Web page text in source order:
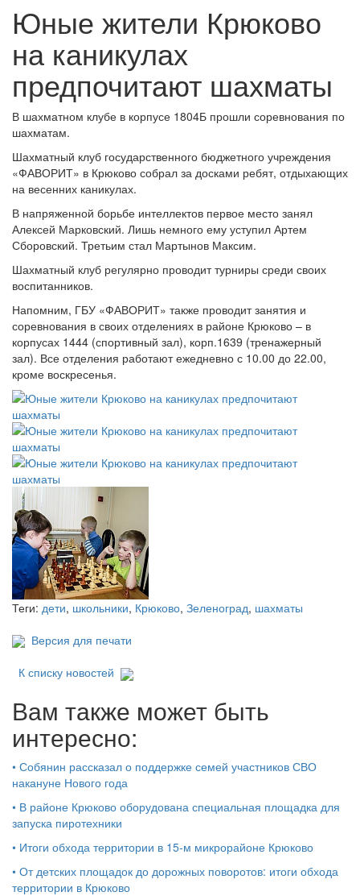
Юные жители Крюково
на каникулах
предпочитают шахматы
В шахматном клубе в корпусе 1804Б прошли соревнования по
шахматам.
Шахматный клуб государственного бюджетного учреждения
«ФАВОРИТ» в Крюково собрал за досками ребят, отдыхающих
на весенних каникулах.
В напряженной борьбе интеллектов первое место занял
Алексей Марковский. Лишь немного ему уступил Артем
Сборовский. Третьим стал Мартынов Максим.
Шахматный клуб регулярно проводит турниры среди своих
воспитанников.
Напомним, ГБУ «ФАВОРИТ» также проводит занятия и
соревнования в своих отделениях в районе Крюково – в
корпусах 1444 (спортивный зал), корп.1639 (тренажерный
зал). Все отделения работают ежедневно с 10.00 до 22.00,
кроме воскресенья.
Теги: дети, школьники, Крюково, Зеленоград, шахматы
Версия для печати
К списку новостей
Вам также может быть
интересно:
• Собянин рассказал о поддержке семей участников СВО
накануне Нового года
• В районе Крюково оборудована специальная площадка для
запуска пиротехники
• Итоги обхода территории в 15‑м микрорайоне Крюково
• От детских площадок до дорожных поворотов: итоги обхода
территории в Крюково